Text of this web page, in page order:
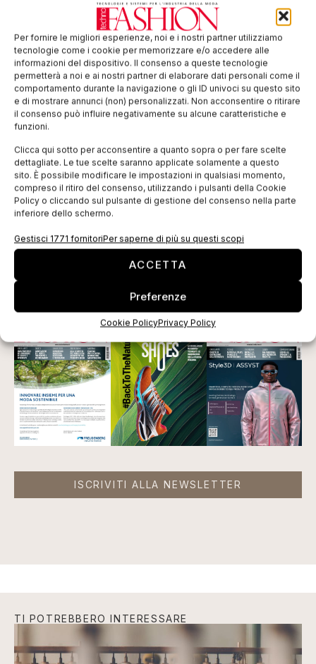
Per fornire le migliori esperienze, noi e i nostri partner utilizziamo
tecnologie come i cookie per memorizzare e/o accedere alle
informazioni del dispositivo. Il consenso a queste tecnologie
permetterà a noi e ai nostri partner di elaborare dati personali come il
comportamento durante la navigazione o gli ID univoci su questo sito
e di mostrare annunci (non) personalizzati. Non acconsentire o ritirare
il consenso può influire negativamente su alcune caratteristiche e
funzioni.
Clicca qui sotto per acconsentire a quanto sopra o per fare scelte
dettagliate. Le tue scelte saranno applicate solamente a questo
sito. È possibile modificare le impostazioni in qualsiasi momento,
compreso il ritiro del consenso, utilizzando i pulsanti della Cookie
Policy o cliccando sul pulsante di gestione del consenso nella parte
inferiore dello schermo.
Gestisci 1771 fornitoriPer saperne di più su questi scopi
ACCETTA
Preferenze
Cookie PolicyPrivacy Policy
cimentate nella progettazione di oggetti d’uso comune
attirate dalla lucentezza del rame, ma anche dai suoi
processi ossidativi e dalla sua evoluzione tecnologica.
In mostra vi sarà una selezione di oggetti, prestati da
musei e gallerie europee, a cui saranno affiancati
alcuni capi disegnati daRomeo Gigli e Pradache
hanno sperimentato in modo avanguardistico le
proprietà del rame.
A conclusione della mostra in Triennale, parte
dell’allestimento della sezione di tecnologiaconfluirà
all’interno del percorso permanente museale del
Museo della Scienza e della Tecnologia di Milano.
mostra rame
EDICOLA WEB
ISCRIVITI ALLA NEWSLETTER
TI POTREBBERO INTERESSARE